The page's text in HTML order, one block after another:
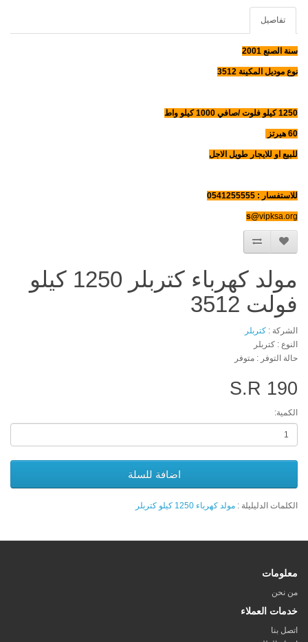
تفاصيل
سنة الصنع 2001
نوع موديل المكينة 3512
1250 كيلو فلوت /صافي 1000 كيلو واط
60 هيرتز
للبيع او للايجار طويل الاجل
للاستفسار : 0541255555
s@vipksa.org
مولد كهرباء كتربلر 1250 كيلو
فولت 3512
الشركة : كتربلر
النوع : كتربلر
حالة التوفر : متوفر
S.R 190
الكمية:
اضافة للسلة
الكلمات الدليليلة : مولد كهرباء 1250 كيلو كتربلر
معلومات
من نحن
خدمات العملاء
اتصل بنا